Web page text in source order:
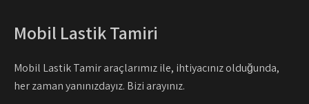
Mobil Lastik Tamiri
Mobil Lastik Tamir araçlarımız ile, ihtiyacınız olduğunda,
her zaman yanınızdayız. Bizi arayınız.